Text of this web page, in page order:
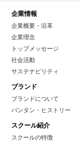
企業情報
企業概要・沿革
企業理念
トップメッセージ
社会活動
サステナビリティ
ブランド
ブランドについて
バンタン・ヒストリー
スクール紹介
スクールの特徴